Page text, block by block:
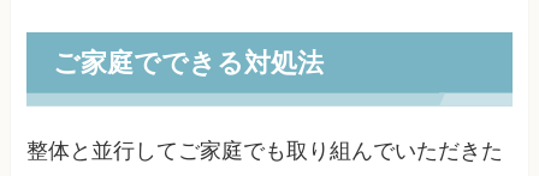
ご家庭でできる対処法
整体と並行してご家庭でも取り組んでいただきた